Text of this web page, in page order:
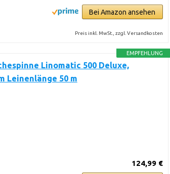
Bei Amazon ansehen
Preis inkl. MwSt., zzgl. Versandkosten
EMPFEHLUNG
Linomatic 500 Deluxe,
Leinenlänge 50 m
124,99 €